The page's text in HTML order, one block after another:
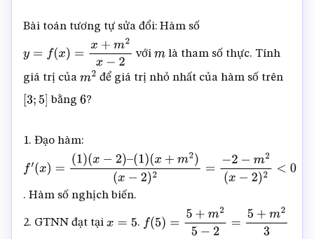
Bài toán tương tự sửa đổi: Hàm số
y x )=x x−2 với mlà tham số thực. Tính
giá trị của m2 để giá trị nhỏ nhất của hàm số trên
[3; 5] bằng6?
1. Đạo hàm:
f′ x)=
)
( x+m2 )
(x −2)2=−2− m2 (x −2 2 <0
. Hàm số nghịch biến.
2. GTNN đạt tại x=5 . f( 5)= 5+ m2 5− 2= 5+